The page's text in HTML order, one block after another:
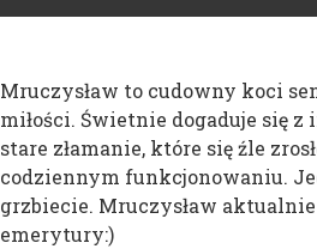
Mruczysław to cudowny koci
miłości. Świetnie dogaduje się
stare złamanie, które się źle
codziennym funkcjonowaniu.
grzbiecie. Mruczysław
emerytury:)